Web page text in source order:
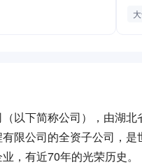
以下简称公司），由湖
限公司的全资子公司，
，有近70年的光荣历史。